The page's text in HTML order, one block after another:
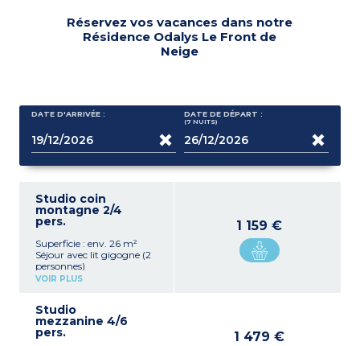
Réservez vos vacances dans notre
Résidence Odalys Le Front de
Neige
DATE D'ARRIVÉE : DATE DE DÉPART :
(7 NUITS)
Studio coin
montagne 2/4
pers.
Superficie : env. 26 m²
Séjour avec lit gigogne (2
personnes)
Coin cabine (séparé du
Kitchenette équipée
(plaque vitrocéramique,
micro-ondes, réfrigérateur,
VOIR PLUS
1 159 €
Studio
mezzanine 4/6
pers. 1 479 €